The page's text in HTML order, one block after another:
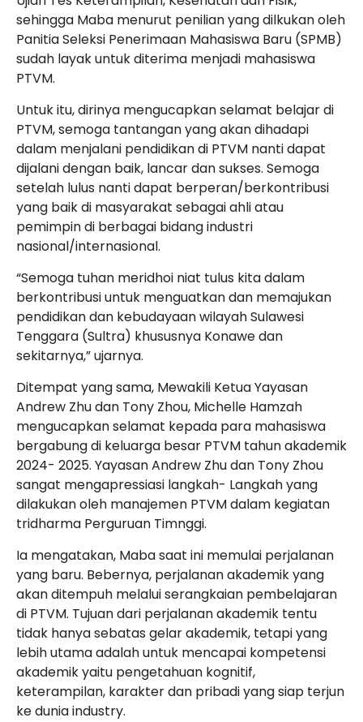
sehingga Maba menurut penilian yang dilkukan oleh
Panitia Seleksi Penerimaan Mahasiswa Baru (SPMB)
sudah layak untuk diterima menjadi mahasiswa
PTVM.
Untuk itu, dirinya mengucapkan selamat belajar di
PTVM, semoga tantangan yang akan dihadapi
dalam menjalani pendidikan di PTVM nanti dapat
dijalani dengan baik, lancar dan sukses. Semoga
setelah lulus nanti dapat berperan/berkontribusi
yang baik di masyarakat sebagai ahli atau
pemimpin di berbagai bidang industri
nasional/internasional.
“Semoga tuhan meridhoi niat tulus kita dalam
berkontribusi untuk menguatkan dan memajukan
pendidikan dan kebudayaan wilayah Sulawesi
Tenggara (Sultra) khususnya Konawe dan
sekitarnya,” ujarnya.
Ditempat yang sama, Mewakili Ketua Yayasan
Andrew Zhu dan Tony Zhou, Michelle Hamzah
mengucapkan selamat kepada para mahasiswa
bergabung di keluarga besar PTVM tahun akademik
2024- 2025. Yayasan Andrew Zhu dan Tony Zhou
sangat mengapressiasi langkah- Langkah yang
dilakukan oleh manajemen PTVM dalam kegiatan
tridharma Perguruan Timnggi.
Ia mengatakan, Maba saat ini memulai perjalanan
yang baru. Bebernya, perjalanan akademik yang
akan ditempuh melalui serangkaian pembelajaran
di PTVM. Tujuan dari perjalanan akademik tentu
tidak hanya sebatas gelar akademik, tetapi yang
lebih utama adalah untuk mencapai kompetensi
akademik yaitu pengetahuan kognitif,
keterampilan, karakter dan pribadi yang siap terjun
ke dunia industry.